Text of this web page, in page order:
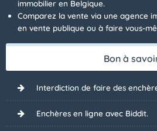
immobilier en Belgique.
Comparez la vente via une agence
en vente publique ou à faire vous-
Bon à
Interdiction de faire des
Enchères en ligne avec Biddit.